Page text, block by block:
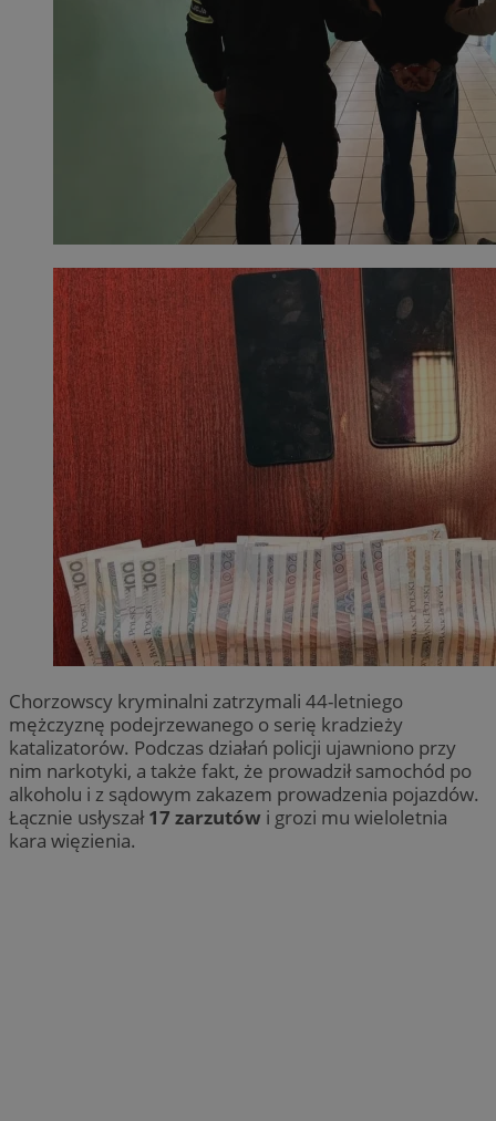
Chorzowscy kryminalni zatrzymali 44-letniego
mężczyznę podejrzewanego o serię kradzieży
katalizatorów. Podczas działań policji ujawniono przy
nim narkotyki, a także fakt, że prowadził samochód po
alkoholu i z sądowym zakazem prowadzenia pojazdów.
Łącznie usłyszał17 zarzutów i grozi mu wieloletnia
kara więzienia.